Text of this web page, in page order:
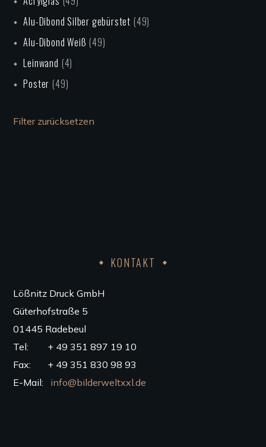
Alu-Dibond Silber gebürstet (49)
Alu-Dibond Weiß (49)
Leinwand (4)
Poster (49)
Filter zurücksetzen
KONTAKT
Lößnitz Druck GmbH
Güterhofstraße 5
01445 Radebeul
Tel: + 49 351 897 19 10
Fax: + 49 351 830 98 93
E-Mail: info@bilderweltxxl.de